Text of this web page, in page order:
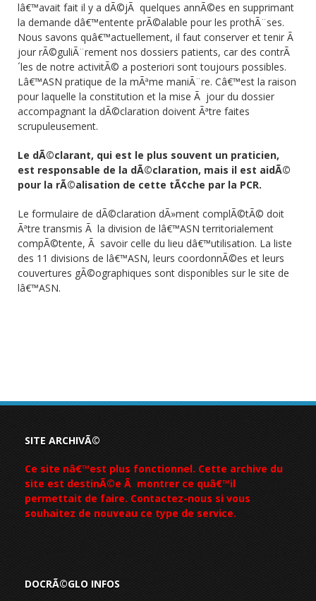
lâ€™avait fait il y a dÃ©jÃ quelques annÃ©es en supprimant
la demande dâ€™entente prÃ©alable pour les prothÃ¨ses.
Nous savons quâ€™actuellement, il faut conserver et tenir Ã
jour rÃ©guliÃ¨rement nos dossiers patients, car des contrÃ
´les de notre activitÃ© a posteriori sont toujours possibles.
Lâ€™ASN pratique de la mÃªme maniÃ¨re. Câ€™est la raison
pour laquelle la constitution et la mise Ã jour du dossier
accompagnant la dÃ©claration doivent Ãªtre faites
scrupuleusement.
Le dÃ©clarant, qui est le plus souvent un praticien,
est responsable de la dÃ©claration, mais il est aidÃ©
pour la rÃ©alisation de cette tÃ¢che par la PCR.
Le formulaire de dÃ©claration dÃ»ment complÃ©tÃ© doit
Ãªtre transmis Ã la division de lâ€™ASN territorialement
compÃ©tente, Ã savoir celle du lieu dâ€™utilisation. La liste
des 11 divisions de lâ€™ASN, leurs coordonnÃ©es et leurs
couvertures gÃ©ographiques sont disponibles sur le site de
lâ€™ASN.
SITE ARCHIVÃ©
Ce site nâ€™est plus fonctionnel. Cette archive du
site est destinÃ©e Ã montrer ce quâ€™il
permettait de faire. Contactez-nous si vous
souhaitez de nouveau ce type de service.
DOCRÃ©GLO INFOS